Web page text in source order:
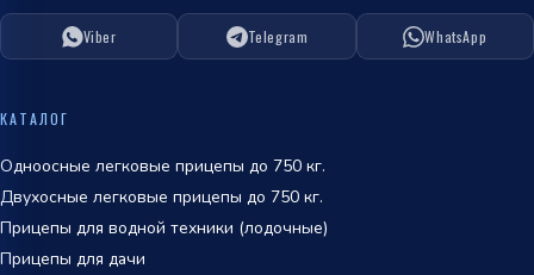
ОТПРАВИТЬ
Viber Telegram WhatsApp
КАТАЛОГ
Одноосные легковые прицепы до 750 кг.
Двухосные легковые прицепы до 750 кг.
Прицепы для водной техники (лодочные)
Прицепы для дачи